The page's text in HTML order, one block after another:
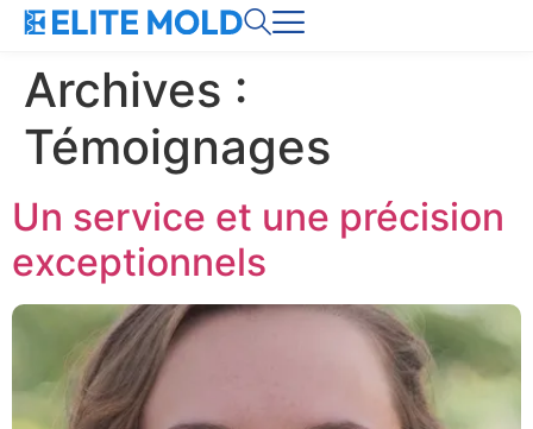
Archives :
Témoignages
Un service et une précision
exceptionnels